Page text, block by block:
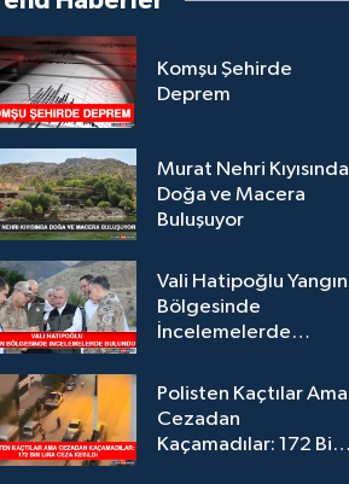
Komşu Şehirde
Deprem
Murat Nehri Kıyısında
Doğa ve Macera
Buluşuyor
Vali Hatipoğlu Yangın
Bölgesinde
İncelemelerde
Polisten Kaçtılar Ama
Cezadan
Kaçamadılar: 172 Bin